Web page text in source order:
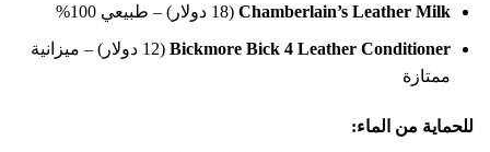
Chamberlain’s Leather Milk(18 دولار) – طبيعي 100%
Bickmore Bick 4 Leather Conditioner
(12 دولار) – ميزانية
ممتازة
للحماية من الماء: